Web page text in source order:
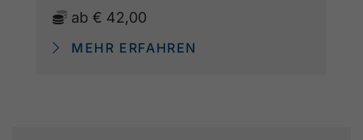
ab € 42,00
MEHR ERFAHREN